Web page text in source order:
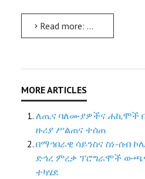
Read more: ለግብርና ምርምር ባለሙያዎች የሚትዎሮሎጂ መረጃ ትንተናና ቪዢዋላይዜሽን ሥልጠና ተሰጠ
ለጤና ባለሙያዎችና ሐኪሞች በ
ዙሪያ ሥልጠና ተሰጠ
በማኅበራዊ ሳይንስና ስነ-ሰብ
ድኅረ ምረቃ ፕሮግራሞች
ተካሄደ